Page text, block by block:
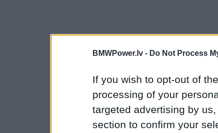
BMWPower.lv - Do Not Process
If you wish to opt-out of
processing of your
targeted advertising by
section to confirm your